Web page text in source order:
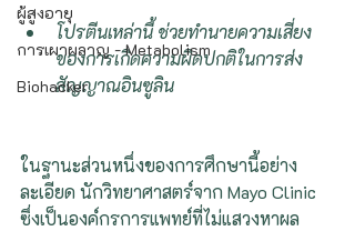
ผู้สูงอายุ
การเผาผลาญ - Metabolism
Biohacker
โปรตีนเหล่านี้ ช่วยทำนายความเสี่ยง
ของการเกิดความผิดปกติในการส่ง
สัญญาณอินซูลิน
ในฐานะส่วนหนึ่งของการศึกษานี้อย่าง
ละเอียด นักวิทยาศาสตร์จาก Mayo Clinic
ซึ่งเป็นองค์กรการแพทย์ที่ไม่แสวงหาผล